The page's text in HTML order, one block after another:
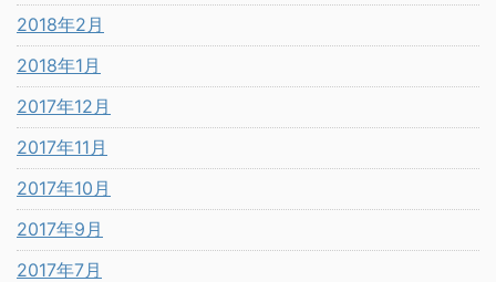
2018年2月
2018年1月
2017年12月
2017年11月
2017年10月
2017年9月
2017年7月